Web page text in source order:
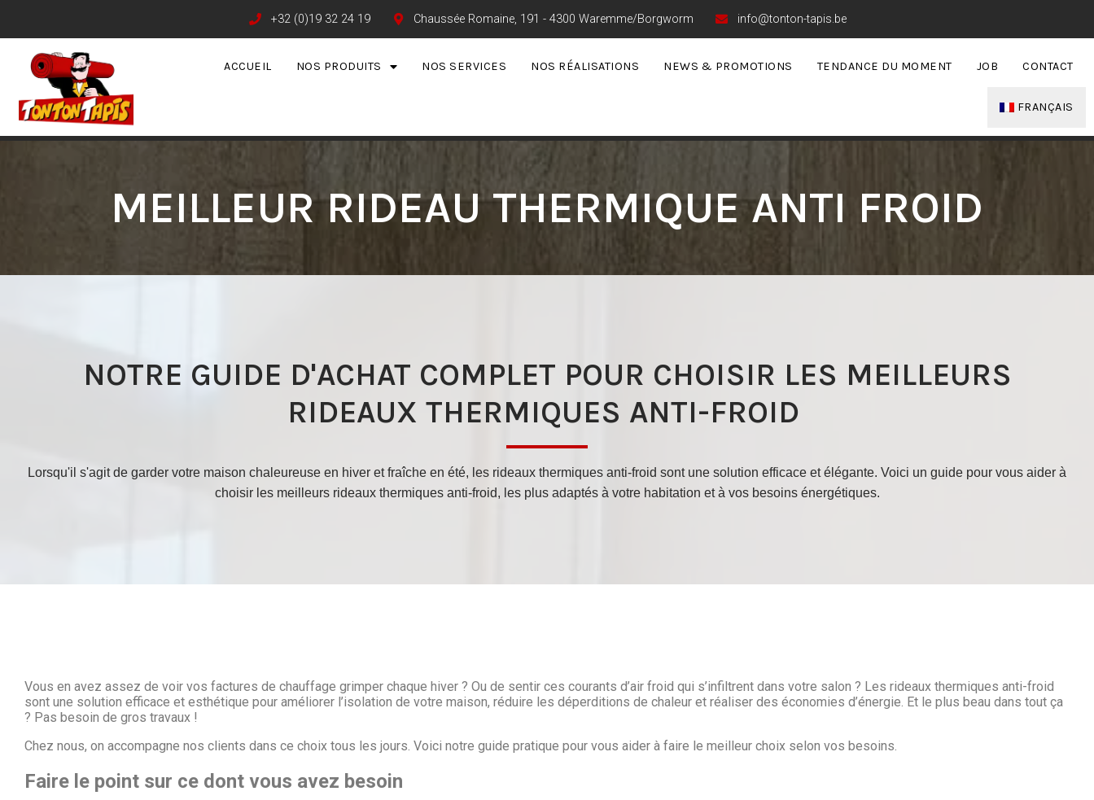
+32 (0)19 32 24 19 Chaussée Romaine, 191 - 4300 Waremme/Borgworm info@tonton-tapis.be
ACCUEIL NOS PRODUITS NOS SERVICES NOS RÉALISATIONS NEWS & PROMOTIONS TENDANCE DU MOMENT JOB CONTACT
FRANÇAIS
MEILLEUR RIDEAU THERMIQUE ANTI FROID
NOTRE GUIDE D'ACHAT COMPLET POUR CHOISIR LES MEILLEURS
RIDEAUX THERMIQUES ANTI-FROID ​
Lorsqu'il s'agit de garder votre maison chaleureuse en hiver et fraîche en été, les rideaux thermiques anti-froid sont une solution efficace et élégante. Voici un guide pour vous aider à
choisir les meilleurs rideaux thermiques anti-froid, les plus adaptés à votre habitation et à vos besoins énergétiques.
Vous en avez assez de voir vos factures de chauffage grimper chaque hiver ? Ou de sentir ces courants d’air froid qui s’infiltrent dans votre salon ? Les rideaux thermiques anti-froid
sont une solution efficace et esthétique pour améliorer l’isolation de votre maison, réduire les déperditions de chaleur et réaliser des économies d’énergie. Et le plus beau dans tout ça
? Pas besoin de gros travaux !
Chez nous, on accompagne nos clients dans ce choix tous les jours. Voici notre guide pratique pour vous aider à faire le meilleur choix selon vos besoins.
Faire le point sur ce dont vous avez besoin